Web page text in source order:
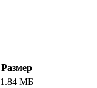
Размер
1.84 МБ